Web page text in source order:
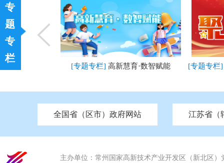
专
题
专
栏
[专题专栏] 高新慧育·数智赋能 [专题专栏
[已归档]推动社会组织高质量发展 [已归档]
全国省（区市）政府网站
北京 天津 重庆 河南 河北 山西
江苏省（
中国江苏 南京市政府 苏州市政府 无锡
市发改委 市工信局 市教育局 市科技局 市
市应急管理局 市审计局 市外事办 市生态
主办单位：常州国家高新技术产业开发区（新北区）